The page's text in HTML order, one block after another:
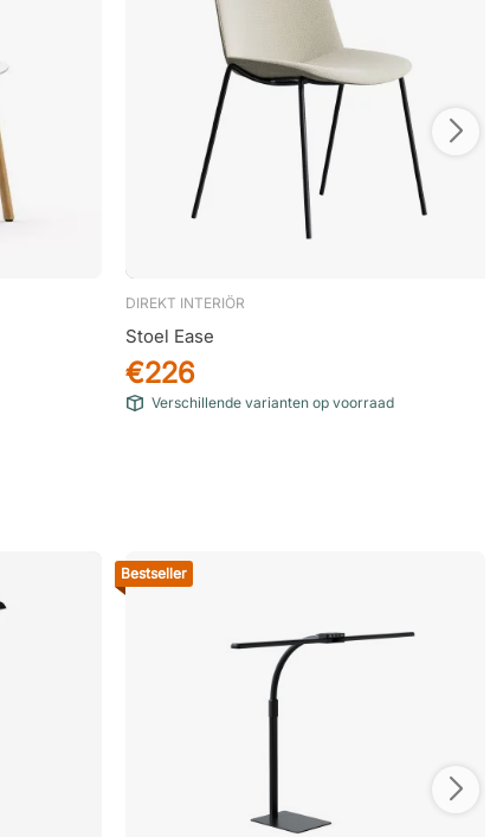
DIREKT INTERIÖR
Stoel Ease
€226
Verschillende varianten op voorraad
Bestseller